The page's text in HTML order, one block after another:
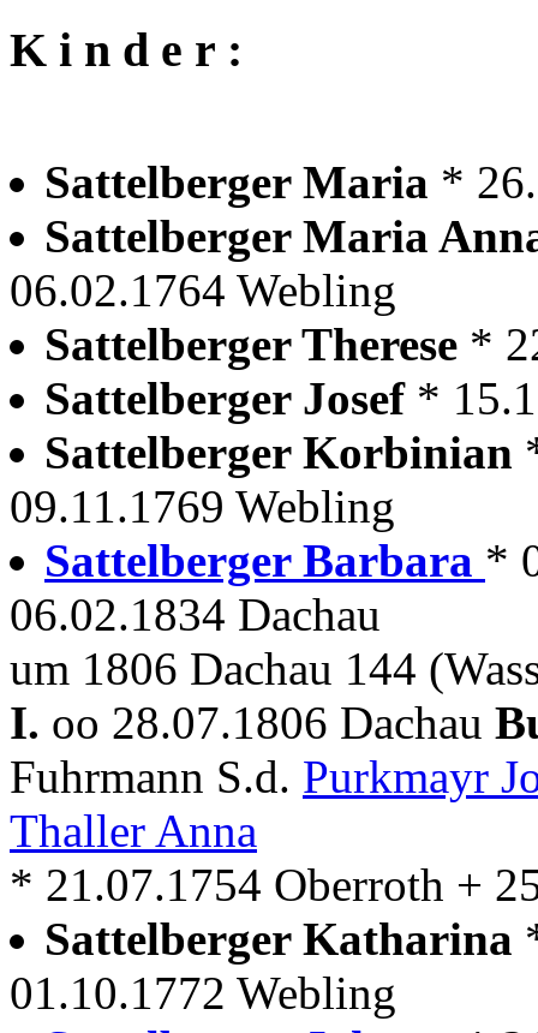
K i n d e r :
Sattelberger Maria *
Sattelberger Maria
06.02.1764 Webling
Sattelberger Therese *
Sattelberger Josef *
Sattelberger Korbinian
09.11.1769 Webling
Sattelberger Barbara *
06.02.1834 Dachau
um 1806 Dachau 144
I. oo 28.07.1806 Dachau
Fuhrmann S.d. Purkmayr
Thaller Anna
* 21.07.1754 Oberroth +
Sattelberger Katharina
01.10.1772 Webling